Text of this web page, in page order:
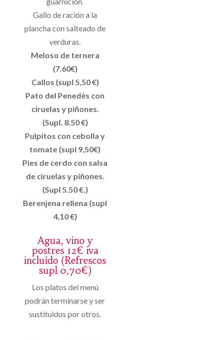
Gallo de ración a la
plancha con salteado de
verduras.
Meloso de ternera
(7.60€)
Callos (supl 5,50 €)
Pato del Penedès con
ciruelas y piñones.
(Supl. 8.50 €)
Pulpitos con cebolla y
tomate (supl 9,50€)
Pies de cerdo con salsa
de ciruelas y piñones.
(Supl 5.50 €.)
Berenjena rellena (supl
4,10 €)
Agua, vino y
postres 12€ iva
incluído (Refrescos
supl 0,70€)
Los platos del menú
podrán terminarse y ser
sustituidos por otros.